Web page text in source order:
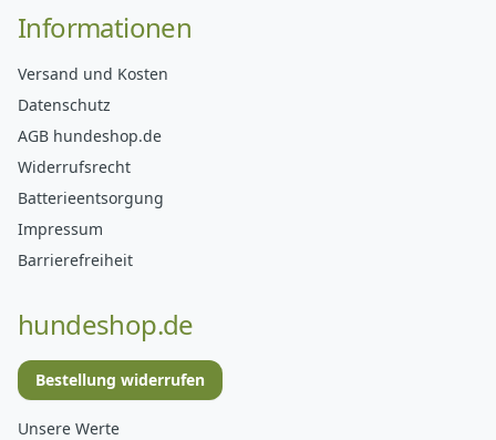
Informationen
Versand und Kosten
Datenschutz
AGB hundeshop.de
Widerrufsrecht
Batterieentsorgung
Impressum
Barrierefreiheit
hundeshop.de
Bestellung widerrufen
Unsere Werte